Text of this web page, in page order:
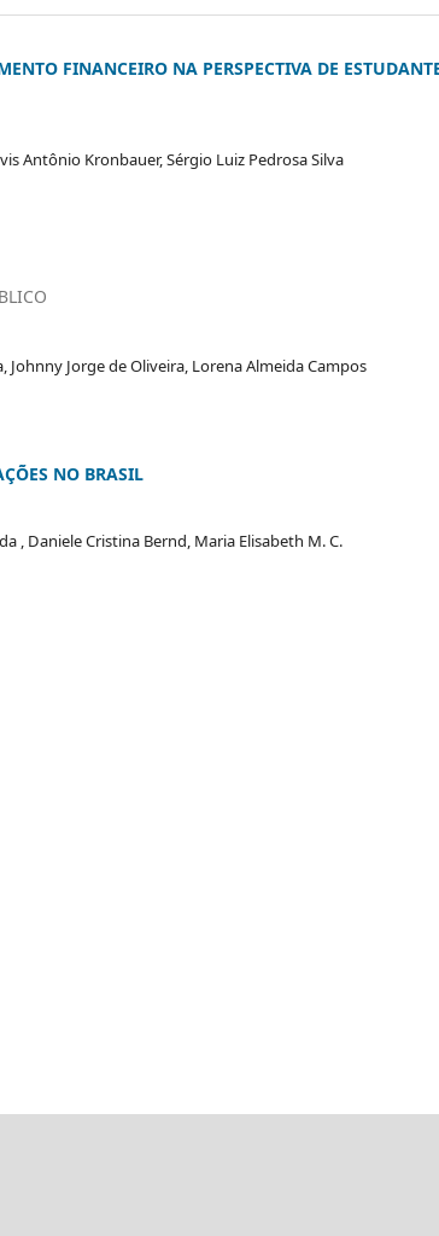
FINANCEIRO NA PERSPECTIVA DE
Antônio Kronbauer, Sérgio Luiz Pedrosa Silva
Johnny Jorge de Oliveira, Lorena Almeida Campos
NO BRASIL
, Daniele Cristina Bernd, Maria Elisabeth M. C.